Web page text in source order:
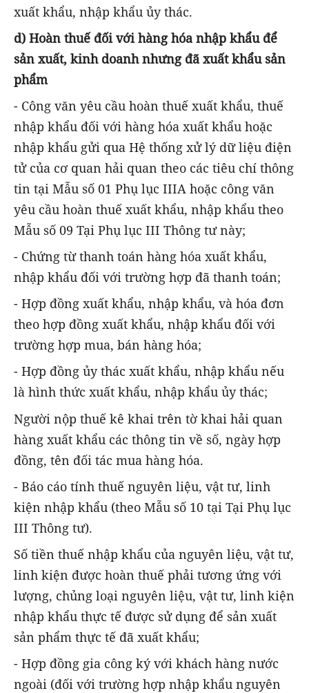
xuất khẩu, nhập khẩu ủy thác.
d) Hoàn thuế đối với hàng hóa nhập khẩu để
sản xuất, kinh doanh nhưng đã xuất khẩu sản
phẩm
- Công văn yêu cầu hoàn thuế xuất khẩu, thuế
nhập khẩu đối với hàng hóa xuất khẩu hoặc
nhập khẩu gửi qua Hệ thống xử lý dữ liệu điện
tử của cơ quan hải quan theo các tiêu chí thông
tin tại Mẫu số 01 Phụ lục IIIA hoặc công văn
yêu cầu hoàn thuế xuất khẩu, nhập khẩu theo
Mẫu số 09 Tại Phụ lục III Thông tư này;
- Chứng từ thanh toán hàng hóa xuất khẩu,
nhập khẩu đối với trường hợp đã thanh toán;
- Hợp đồng xuất khẩu, nhập khẩu, và hóa đơn
theo hợp đồng xuất khẩu, nhập khẩu đối với
trường hợp mua, bán hàng hóa;
- Hợp đồng ủy thác xuất khẩu, nhập khẩu nếu
là hình thức xuất khẩu, nhập khẩu ủy thác;
Người nộp thuế kê khai trên tờ khai hải quan
hàng xuất khẩu các thông tin về số, ngày hợp
đồng, tên đối tác mua hàng hóa.
- Báo cáo tính thuế nguyên liệu, vật tư, linh
kiện nhập khẩu (theo Mẫu số 10 tại Tại Phụ lục
III Thông tư).
Số tiền thuế nhập khẩu của nguyên liệu, vật tư,
linh kiện được hoàn thuế phải tương ứng với
lượng, chủng loại nguyên liệu, vật tư, linh kiện
nhập khẩu thực tế được sử dụng để sản xuất
sản phẩm thực tế đã xuất khẩu;
- Hợp đồng gia công ký với khách hàng nước
ngoài (đối với trường hợp nhập khẩu nguyên